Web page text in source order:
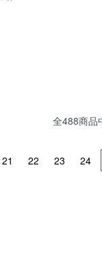
全488商品
21 22 23 24